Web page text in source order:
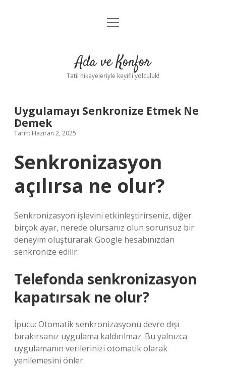
Anasayfa
Yasal Uyarı
menüyü
Ada ve Konfor
Tatil hikayeleriyle keyifli yolculuk!
Uygulamayı Senkronize Etmek Ne
Demek
Tarih: Haziran 2, 2025
Senkronizasyon
açılırsa ne olur?
Senkronizasyon işlevini etkinleştirirseniz, diğer
birçok ayar, nerede olursanız olun sorunsuz bir
deneyim oluşturarak Google hesabınızdan
senkronize edilir.
Telefonda senkronizasyon
kapatırsak ne olur?
İpucu: Otomatik senkronizasyonu devre dışı
bırakırsanız uygulama kaldırılmaz. Bu yalnızca
uygulamanın verilerinizi otomatik olarak
yenilemesini önler.